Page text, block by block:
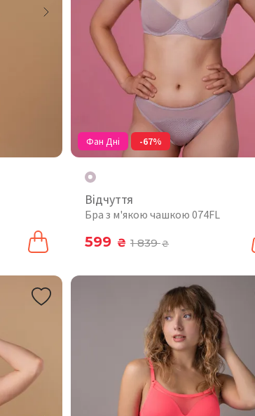
Фан Дні -67%
Відчуття
Бра з м'якою чашкою 074FL
599 ₴ 1 839₴